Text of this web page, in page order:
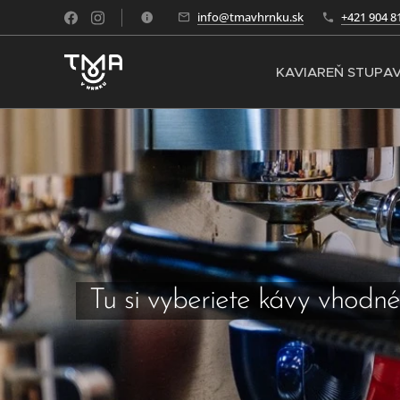
info@tmavhrnku.sk +421 904
KAVIAREŇ
Tu si vyberiete kávy